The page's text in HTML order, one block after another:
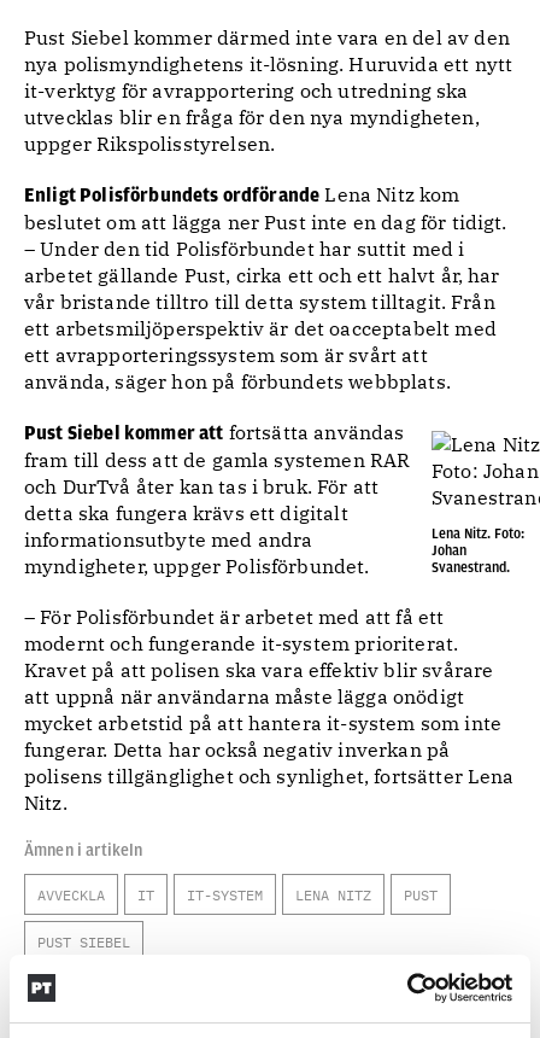
Pust Siebel kommer därmed inte vara en del av den
nya polismyndighetens it-lösning. Huruvida ett nytt
it-verktyg för avrapportering och utredning ska
utvecklas blir en fråga för den nya myndigheten,
uppger Rikspolisstyrelsen.
Enligt Polisförbundets ordförande Lena Nitz kom
beslutet om att lägga ner Pust inte en dag för tidigt.
– Under den tid Polisförbundet har suttit med i
arbetet gällande Pust, cirka ett och ett halvt år, har
vår bristande tilltro till detta system tilltagit. Från
ett arbetsmiljöperspektiv är det oacceptabelt med
ett avrapporteringssystem som är svårt att
använda, säger hon på förbundets webbplats.
Lena Nitz. Foto:
Johan
Svanestrand.
Pust Siebel kommer att fortsätta användas
fram till dess att de gamla systemen RAR
och DurTvå åter kan tas i bruk. För att
detta ska fungera krävs ett digitalt
informationsutbyte med andra
myndigheter, uppger Polisförbundet.
– För Polisförbundet är arbetet med att få ett
modernt och fungerande it-system prioriterat.
Kravet på att polisen ska vara effektiv blir svårare
att uppnå när användarna måste lägga onödigt
mycket arbetstid på att hantera it-system som inte
fungerar. Detta har också negativ inverkan på
polisens tillgänglighet och synlighet, fortsätter Lena
Nitz.
Ämnen i artikeln
AVVECKLA IT IT-SYSTEM LENA NITZ PUST
PUST SIEBEL